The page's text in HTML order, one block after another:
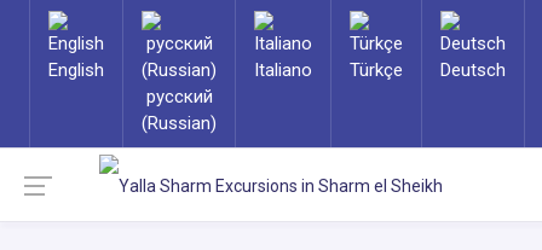
English
русский
(Russian)
Italiano Türkçe Deutsch